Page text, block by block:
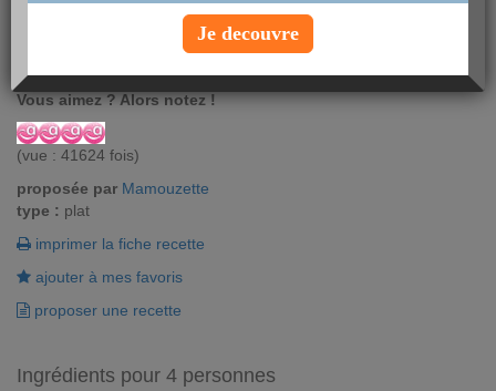
En version allégée, ces tartines imitation Flam' sont excellentes !
Accompagnées de légumes frais, c'est idéal l'été ! Une recette à
Vous aimez ? Alors notez !
(vue : 41624 fois)
proposée par Mamouzette
type : plat
imprimer la fiche recette
ajouter à mes favoris
proposer une recette
Ingrédients pour 4 personnes
Je decouvre